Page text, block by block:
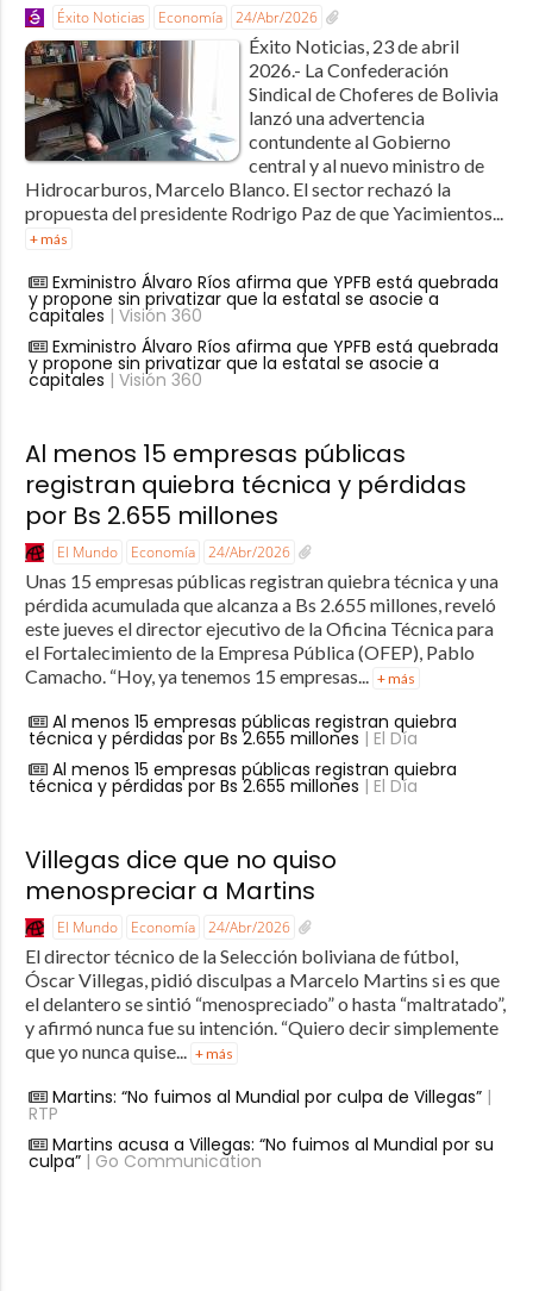
Éxito Noticias Economía 24/Abr/2026
Éxito Noticias, 23 de abril
2026.- La Confederación
Sindical de Choferes de Bolivia
lanzó una advertencia
contundente al Gobierno
central y al nuevo ministro de
Hidrocarburos, Marcelo Blanco. El sector rechazó la
propuesta del presidente Rodrigo Paz de que Yacimientos...
+ más
Exministro Álvaro Ríos afirma que YPFB está quebrada
y propone sin privatizar que la estatal se asocie a
capitales | Visión 360
Exministro Álvaro Ríos afirma que YPFB está quebrada
y propone sin privatizar que la estatal se asocie a
capitales | Visión 360
Al menos 15 empresas públicas
registran quiebra técnica y pérdidas
por Bs 2.655 millones
El Mundo Economía 24/Abr/2026
Unas 15 empresas públicas registran quiebra técnica y una
pérdida acumulada que alcanza a Bs 2.655 millones, reveló
este jueves el director ejecutivo de la Oficina Técnica para
el Fortalecimiento de la Empresa Pública (OFEP), Pablo
Camacho. “Hoy, ya tenemos 15 empresas... + más
Al menos 15 empresas públicas registran quiebra
técnica y pérdidas por Bs 2.655 millones | El Día
Al menos 15 empresas públicas registran quiebra
técnica y pérdidas por Bs 2.655 millones | El Día
Villegas dice que no quiso
menospreciar a Martins
El Mundo Economía 24/Abr/2026
El director técnico de la Selección boliviana de fútbol,
Óscar Villegas, pidió disculpas a Marcelo Martins si es que
el delantero se sintió “menospreciado” o hasta “maltratado”,
y afirmó nunca fue su intención. “Quiero decir simplemente
que yo nunca quise... + más
Martins: “No fuimos al Mundial por culpa de Villegas”|
RTP
Martins acusa a Villegas: “No fuimos al Mundial por su
culpa”| Go Communication